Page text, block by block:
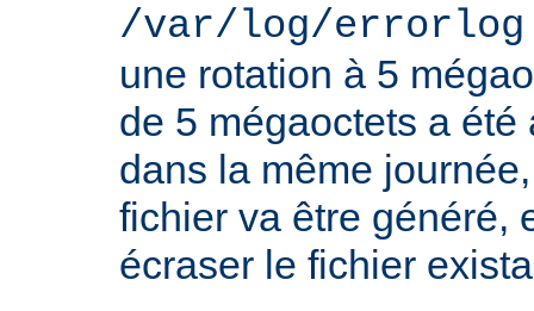
/var/log/
une rotation à 5
de 5 mégaoctets a été
dans la même
fichier va être généré,
écraser le fichier